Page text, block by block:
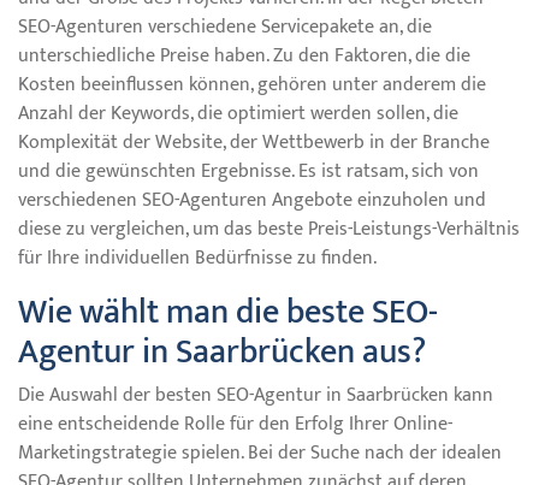
SEO-Agenturen verschiedene Servicepakete an, die
unterschiedliche Preise haben. Zu den Faktoren, die die
Kosten beeinflussen können, gehören unter anderem die
Anzahl der Keywords, die optimiert werden sollen, die
Komplexität der Website, der Wettbewerb in der Branche
und die gewünschten Ergebnisse. Es ist ratsam, sich von
verschiedenen SEO-Agenturen Angebote einzuholen und
diese zu vergleichen, um das beste Preis-Leistungs-Verhältnis
für Ihre individuellen Bedürfnisse zu finden.
Wie wählt man die beste SEO-
Agentur in Saarbrücken aus?
Die Auswahl der besten SEO-Agentur in Saarbrücken kann
eine entscheidende Rolle für den Erfolg Ihrer Online-
Marketingstrategie spielen. Bei der Suche nach der idealen